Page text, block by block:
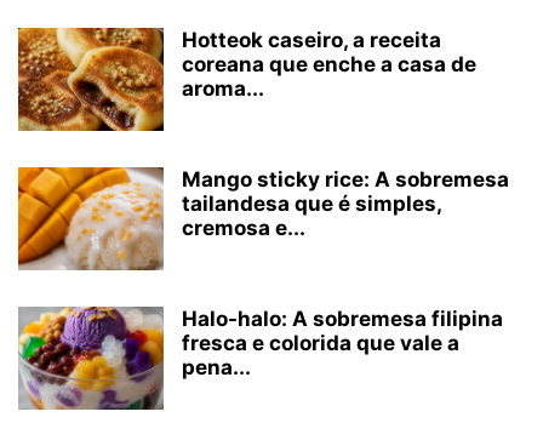
Hotteok caseiro, a receita
coreana que enche a casa de
aroma...
Mango sticky rice: A sobremesa
tailandesa que é simples,
cremosa e...
Halo-halo: A sobremesa filipina
fresca e colorida que vale a
pena...